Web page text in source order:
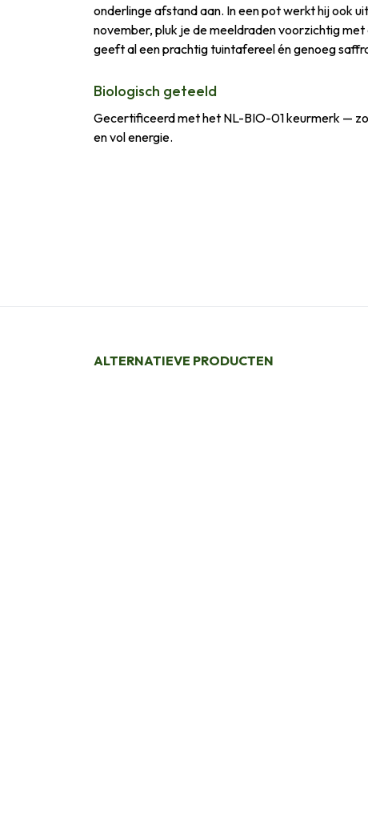
onderlinge afstand aan. In een pot werkt hij ook
november, pluk je de meeldraden voorzichtig
geeft al een prachtig tuintafereel én genoeg
Biologisch geteeld
Gecertificeerd met het NL-BIO-01 keurmerk —
en vol energie.
ALTERNATIEVE PRODUCTEN